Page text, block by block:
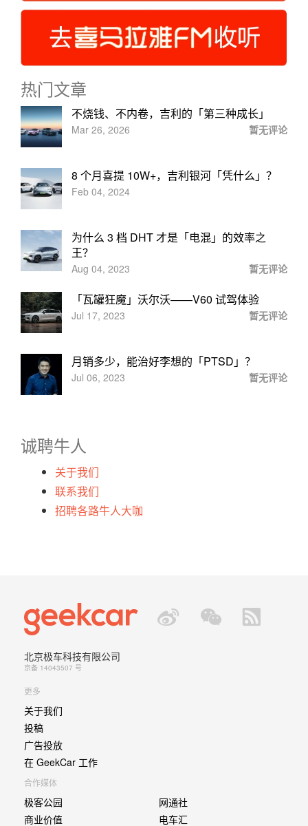
热门文章
不烧钱、不内卷，吉利的「第三种成长」
Mar 26, 2026 暂无评论
8 个月喜提 10W+，吉利银河「凭什么」？
Feb 04, 2024
为什么 3 档 DHT 才是「电混」的效率之
王？
Aug 04, 2023 暂无评论
「瓦罐狂魔」沃尔沃——V60 试驾体验
Jul 17, 2023 暂无评论
月销多少，能治好李想的「PTSD」？
Jul 06, 2023 暂无评论
诚聘牛人
关于我们
联系我们
招聘各路牛人大咖
北京极车科技有限公司
京备 14043507 号
更多
关于我们
投稿
广告投放
在 GeekCar 工作
合作媒体
极客公园
商业价值
网通社
电车汇